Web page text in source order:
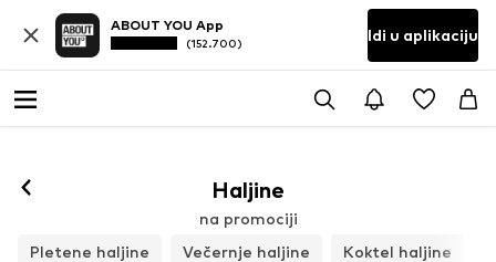
ABOUT YOU App
(152.700) Idi u aplikaciju
Haljine
na promociji
Pletene haljine
Večernje haljine Koktel haljine